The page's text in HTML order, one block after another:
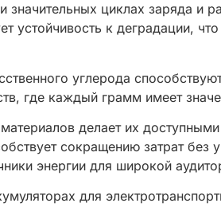
значительных циклах заряда
устойчивость к деградации,
углерода
где каждый грамм имеет
делает их
сокращению затрат без
энергии для широкой
для